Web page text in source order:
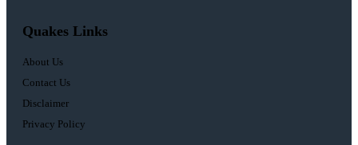
Quakes Links
About Us
Contact Us
Disclaimer
Privacy Policy